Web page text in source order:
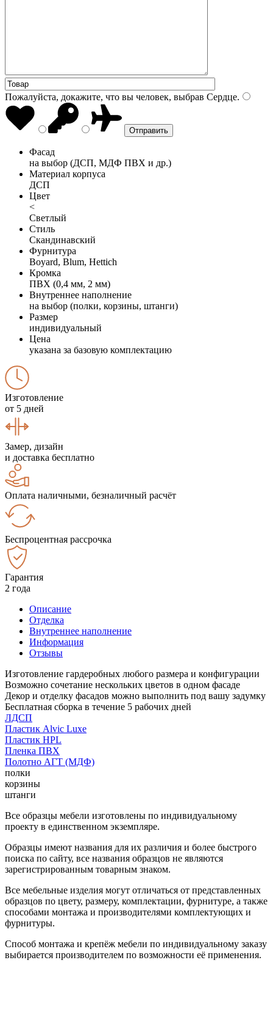
Пожалуйста, докажите, что вы человек, выбрав Сердце.
Фасад
на выбор (ДСП, МДФ ПВХ и др.)
Материал корпуса
ДСП
Цвет
<
Светлый
Стиль
Скандинавский
Фурнитура
Boyard, Blum, Hettich
Кромка
ПВХ (0,4 мм, 2 мм)
Внутреннее наполнение
на выбор (полки, корзины, штанги)
Размер
индивидуальный
Цена
указана за базовую комплектацию
Изготовление
от 5 дней
Замер, дизайн
и доставка бесплатно
Оплата наличными, безналичный расчёт
Беспроцентная рассрочка
Гарантия
2 года
Описание
Отделка
Внутреннее наполнение
Информация
Отзывы
Изготовление гардеробных любого размера и конфигурации
Возможно сочетание нескольких цветов в одном фасаде
Декор и отделку фасадов можно выполнить под вашу задумку
Бесплатная сборка в течение 5 рабочих дней
ЛДСП
Пластик Alvic Luxe
Пластик HPL
Пленка ПВХ
Полотно АГТ (МДФ)
полки
корзины
штанги
Все образцы мебели изготовлены по индивидуальному
проекту в единственном экземпляре.
Образцы имеют названия для их различия и более быстрого
поиска по сайту, все названия образцов не являются
зарегистрированным товарным знаком.
Все мебельные изделия могут отличаться от представленных
образцов по цвету, размеру, комплектации, фурнитуре, а также
способами монтажа и производителями комплектующих и
фурнитуры.
Способ монтажа и крепёж мебели по индивидуальному заказу
выбирается производителем по возможности её применения.